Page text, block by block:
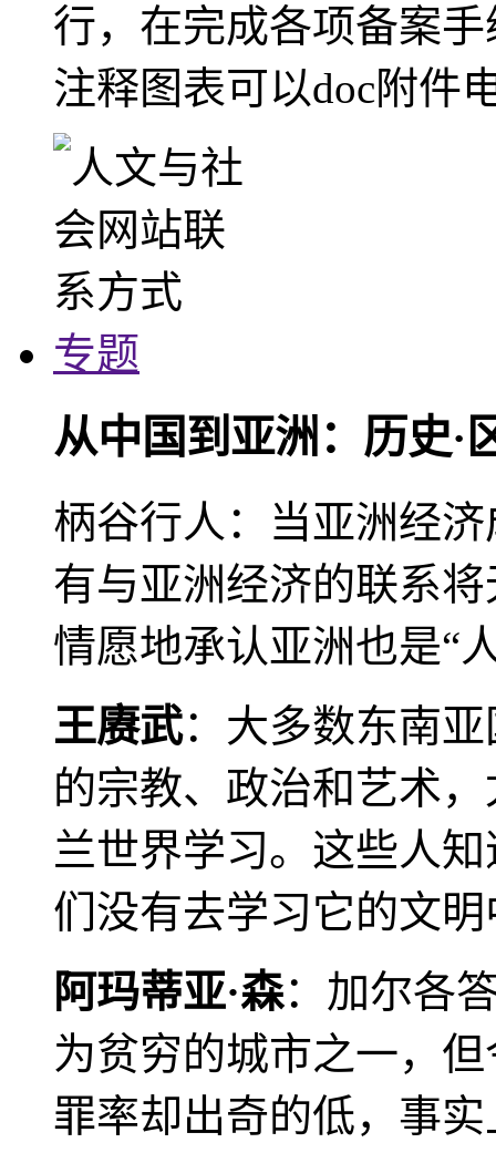
行，在完成各项备案
注释图表可以doc附件
专题
从中国到亚洲：历史·
柄谷行人：当亚洲经
有与亚洲经济的联系
情愿地承认亚洲也是“
王赓武：大多数东南
的宗教、政治和艺术
兰世界学习。这些人
们没有去学习它的文
阿玛蒂亚·森：加尔各
为贫穷的城市之一，
罪率却出奇的低，事